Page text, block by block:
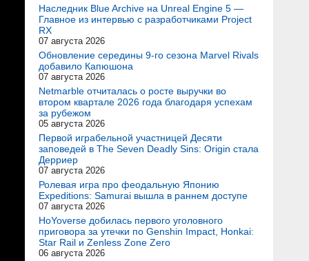
Наследник Blue Archive на Unreal Engine 5 —
Главное из интервью с разработчиками Project
RX
07 августа 2026
Обновление середины 9-го сезона Marvel Rivals
добавило Капюшона
07 августа 2026
Netmarble отчиталась о росте выручки во
втором квартале 2026 года благодаря успехам
за рубежом
05 августа 2026
Первой играбельной участницей Десяти
заповедей в The Seven Deadly Sins: Origin стала
Дерриер
07 августа 2026
Ролевая игра про феодальную Японию
Expeditions: Samurai вышла в раннем доступе
07 августа 2026
HoYoverse добилась первого уголовного
приговора за утечки по Genshin Impact, Honkai:
Star Rail и Zenless Zone Zero
06 августа 2026